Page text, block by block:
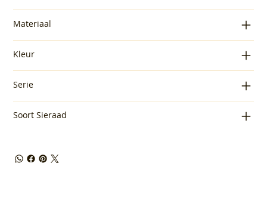
Materiaal
Kleur
Serie
Soort Sieraad